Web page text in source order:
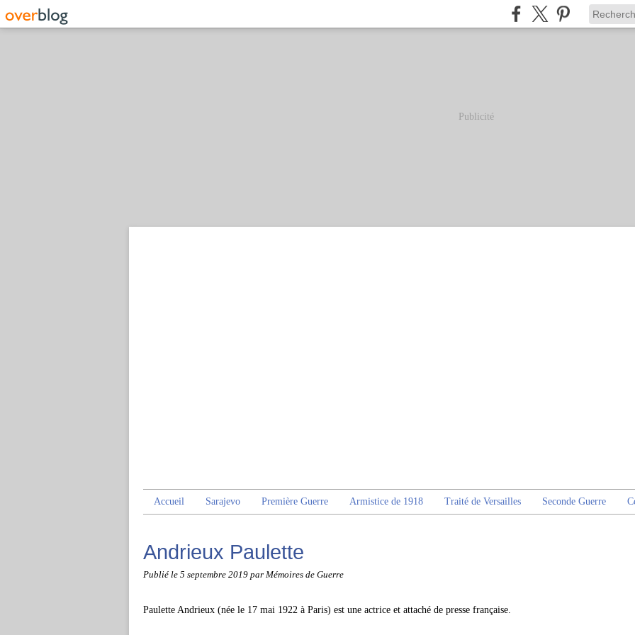
Publicité
Accueil Sarajevo Première Guerre Armistice de 1918 Traité de Versailles Seconde Guerre
Andrieux Paulette
Publié le 5 septembre 2019 par Mémoires de Guerre
Paulette Andrieux (née le 17 mai 1922 à Paris) est une actrice et attaché de presse française.